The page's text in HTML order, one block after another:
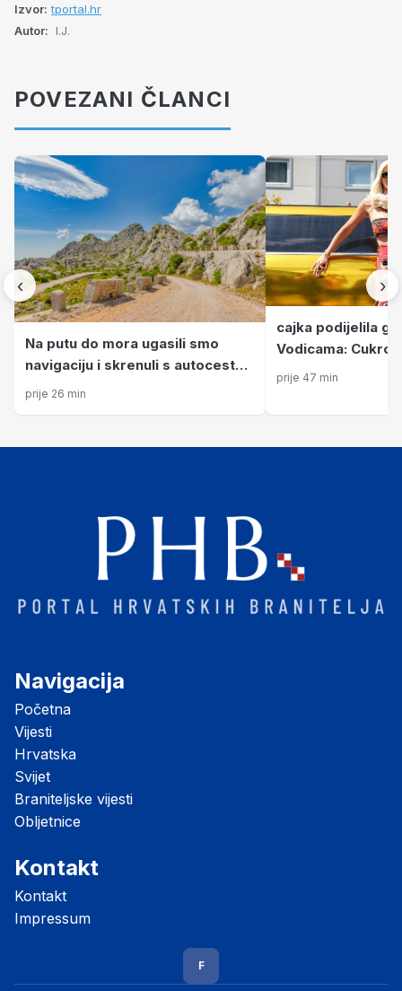
Izvor: tportal.hr
Autor: I.J.
POVEZANI ČLANCI
‹
Na putu do mora ugasili smo
navigaciju i skrenuli s autoceste
na najljepšu cestu u Hrvatskoj!
prije 26 min
cajka podijelila
Vodicama:
dobrodošla,
prije 47 min
›
Navigacija
Početna
Vijesti
Hrvatska
Svijet
Braniteljske vijesti
Obljetnice
Kontakt
Kontakt
Impressum
F